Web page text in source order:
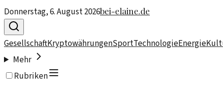
Donnerstag, 6. August 2026bei-elaine.de
GesellschaftKryptowährungenSportTechnologieEnergie
Mehr
Rubriken